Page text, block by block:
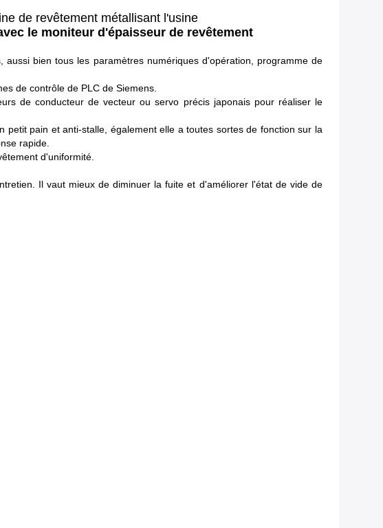
de revêtement métallisant l'usine
le moniteur d'épaisseur de revêtement
bien tous les paramètres numériques d'opération, programme de
de contrôle de PLC de Siemens.
de conducteur de vecteur ou servo précis japonais pour réaliser le
pain et anti-stalle, également elle a toutes sortes de fonction sur la
rapide.
d'uniformité.
Il vaut mieux de diminuer la fuite et d'améliorer l'état de vide de